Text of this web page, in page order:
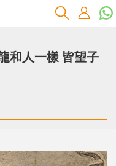
和人一樣 皆望子